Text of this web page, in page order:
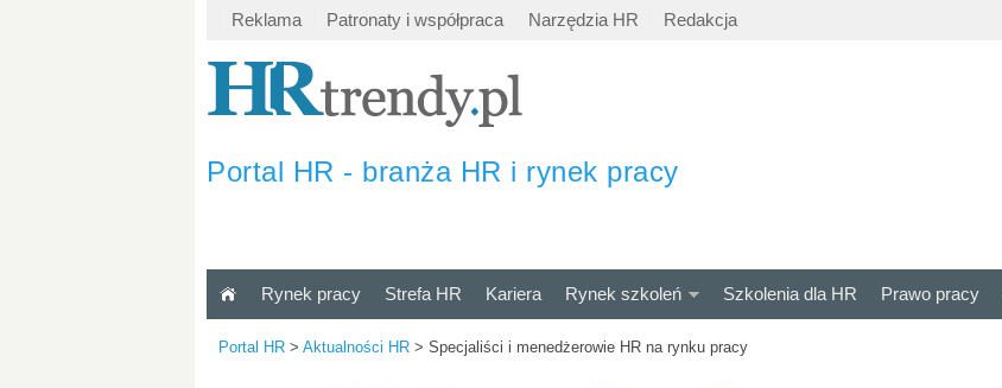
Reklama Patronaty i współpraca Narzędzia HR Redakcja
Portal HR - branża HR i rynek pracy
Rynek pracy Strefa HR Kariera Rynek szkoleń Szkolenia dla HR Prawo pracy
Portal HR > Aktualności HR > Specjaliści i menedżerowie HR na rynku pracy